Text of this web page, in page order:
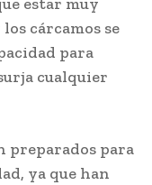
cárcamos se
para
cualquier
preparados para
ya que han